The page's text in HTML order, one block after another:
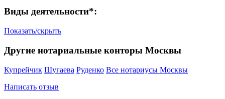
Виды деятельности*:
Показать/скрыть
Другие нотариальные конторы Москвы
Купрейчик Шугаева Руденко Все нотариусы Москвы
Написать отзыв